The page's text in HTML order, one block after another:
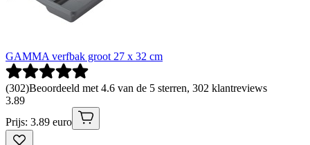
GAMMA verfbak groot 27 x 32 cm
(302)Beoordeeld met 4.6 van de 5 sterren, 302 klantreviews
3.89
Prijs: 3.89 euro